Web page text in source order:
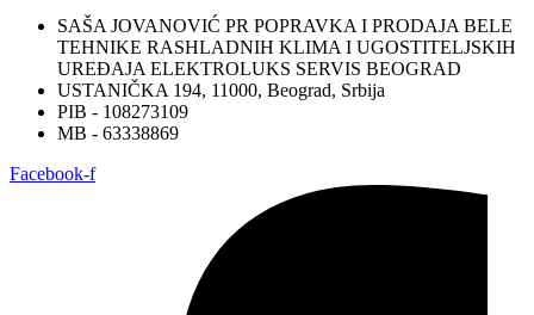
SAŠA JOVANOVIĆ PR POPRAVKA I PRODAJA BELE
TEHNIKE RASHLADNIH KLIMA I UGOSTITELJSKIH
UREĐAJA ELEKTROLUKS SERVIS BEOGRAD
USTANIČKA 194, 11000, Beograd, Srbija
PIB - 108273109
MB - 63338869
Facebook-f